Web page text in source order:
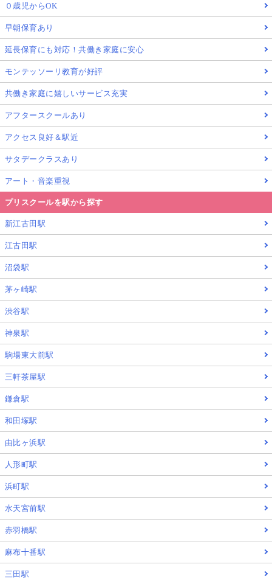
０歳児からOK
早朝保育あり
延長保育にも対応！共働き家庭に安心
モンテッソーリ教育が好評
共働き家庭に嬉しいサービス充実
アフタースクールあり
アクセス良好＆駅近
サタデークラスあり
アート・音楽重視
プリスクールを駅から探す
新江古田駅
江古田駅
沼袋駅
茅ヶ崎駅
渋谷駅
神泉駅
駒場東大前駅
三軒茶屋駅
鎌倉駅
和田塚駅
由比ヶ浜駅
人形町駅
浜町駅
水天宮前駅
赤羽橋駅
麻布十番駅
三田駅